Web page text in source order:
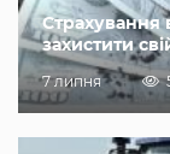
Страхування
захистити
7 липня